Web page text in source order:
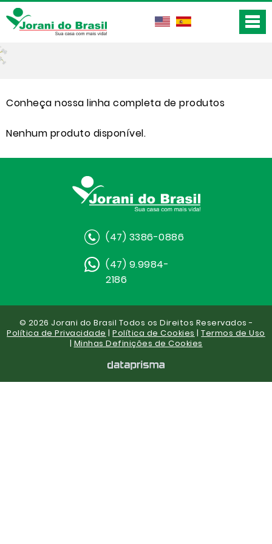
Conheça nossa linha completa de produtos
Nenhum produto disponível.
(47) 3386-0886
(47) 9.9984-
2186
© 2026 Jorani do Brasil Todos os Direitos Reservados -
Política de Privacidade |Política de Cookies |Termos de Uso
| Minhas Definições de Cookies